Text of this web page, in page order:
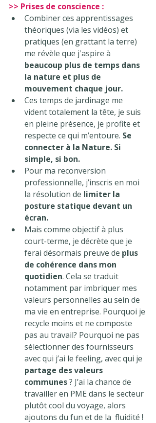
>> Prises de conscience :
Combiner ces apprentissages
théoriques (via les vidéos) et
pratiques (en grattant la terre)
me révèle que j'aspire à
beaucoup plus de temps dans
la nature et plus de
mouvement chaque jour.
Ces temps de jardinage me
vident totalement la tête, je suis
en pleine présence, je profite et
respecte ce qui m’entoure. Se
connecter à la Nature. Si
simple, si bon.
Pour ma reconversion
professionnelle, j’inscris en moi
la résolution de limiter la
posture statique devant un
écran.
Mais comme objectif à plus
court-terme, je décrète que je
ferai désormais preuve de plus
de cohérence dans mon
quotidien. Cela se traduit
notamment par imbriquer mes
valeurs personnelles au sein de
ma vie en entreprise. Pourquoi je
recycle moins et ne composte
pas au travail? Pourquoi ne pas
sélectionner des fournisseurs
avec qui j’ai le feeling, avec qui je
partage des valeurs
communes ? J’ai la chance de
travailler en PME dans le secteur
plutôt cool du voyage, alors
ajoutons du fun et de la  fluidité !